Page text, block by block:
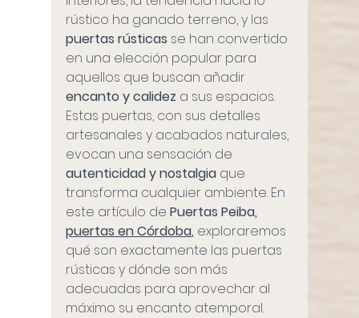
rústico ha ganado terreno, y las
puertas rústicas se han convertido
en una elección popular para
aquellos que buscan añadir
encanto y calidez a sus espacios.
Estas puertas, con sus detalles
artesanales y acabados naturales,
evocan una sensación de
autenticidad y nostalgia que
transforma cualquier ambiente. En
este artículo de Puertas Peiba,
puertas en Córdoba, exploraremos
qué son exactamente las puertas
rústicas y dónde son más
adecuadas para aprovechar al
máximo su encanto atemporal.